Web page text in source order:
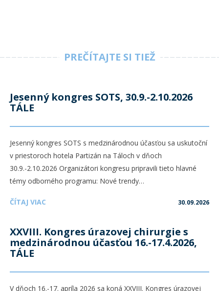
PREČÍTAJTE SI TIEŽ
Jesenný kongres SOTS, 30.9.-2.10.2026
TÁLE
Jesenný kongres SOTS s medzinárodnou účasťou sa uskutoční
v priestoroch hotela Partizán na Táloch v dňoch
30.9.-2.10.2026 Organizátori kongresu pripravili tieto hlavné
témy odborného programu: Nové trendy…
ČÍTAJ VIAC 30.09.2026
XXVIII. Kongres úrazovej chirurgie s
medzinárodnou účasťou 16.-17.4.2026,
TÁLE
V dňoch 16.-17. apríla 2026 sa koná XXVIII. Kongres úrazovej